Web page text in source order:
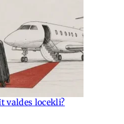
valdes locekli?